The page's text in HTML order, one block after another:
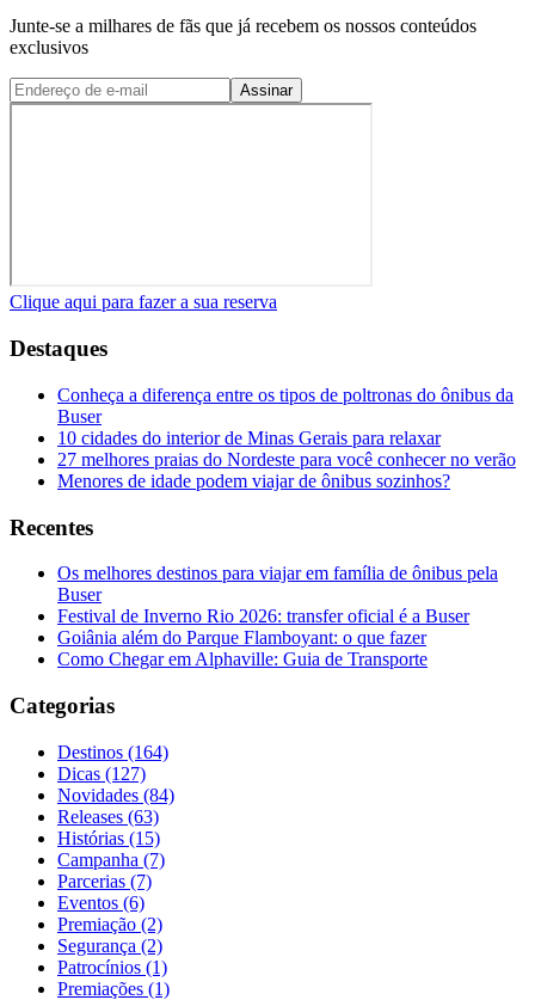
Junte-se a milhares de fãs que já recebem os nossos conteúdos
exclusivos
Assinar
Clique aqui para fazer a sua reserva
Destaques
Conheça a diferença entre os tipos de poltronas do ônibus da
Buser
10 cidades do interior de Minas Gerais para relaxar
27 melhores praias do Nordeste para você conhecer no verão
Menores de idade podem viajar de ônibus sozinhos?
Recentes
Os melhores destinos para viajar em família de ônibus pela
Buser
Festival de Inverno Rio 2026: transfer oficial é a Buser
Goiânia além do Parque Flamboyant: o que fazer
Como Chegar em Alphaville: Guia de Transporte
Categorias
Destinos (164)
Dicas (127)
Novidades (84)
Releases (63)
Histórias (15)
Campanha (7)
Parcerias (7)
Eventos (6)
Premiação (2)
Segurança (2)
Patrocínios (1)
Premiações (1)